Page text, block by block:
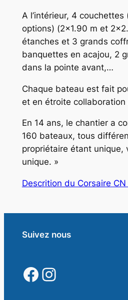
A l’intérieur, 4 couchettes
options) (2×1.90 m et
étanches et 3 grands
banquettes en acajou, 2
dans la pointe avant,…
Chaque bateau est fait
et en étroite collaboration
En 14 ans, le chantier a
160 bateaux, tous
propriétaire étant unique,
unique. »
Descrition du Corsaire CN
Suivez nous
https://
https://